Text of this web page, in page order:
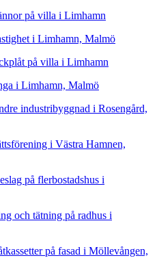
på villa i Limhamn
i Limhamn, Malmö
på villa i Limhamn
i Limhamn, Malmö
industribyggnad i Rosengård,
i Västra Hamnen,
på flerbostadshus i
och tätning på radhus i
på fasad i Möllevången,